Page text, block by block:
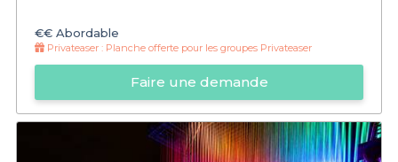
€€ Abordable
Privateaser : Planche offerte pour les groupes Privateaser
Faire une demande